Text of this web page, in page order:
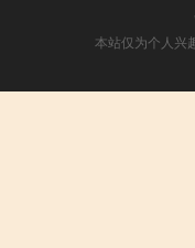
本站仅为个人兴